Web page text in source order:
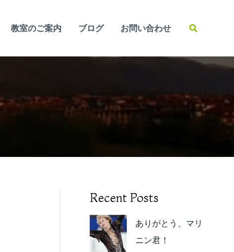
教室のご案内 ブログ お問い合わせ
検
Recent Posts
ありがとう、マリ
ニン君！